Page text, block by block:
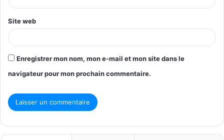
*
Site web
Enregistrer mon nom, mon e-mail et mon site dans le
navigateur pour mon prochain commentaire.